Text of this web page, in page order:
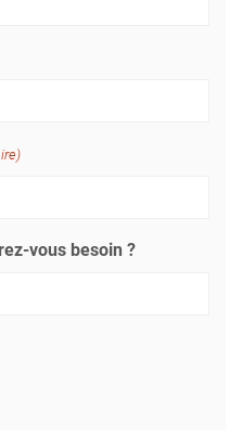
vous besoin ?